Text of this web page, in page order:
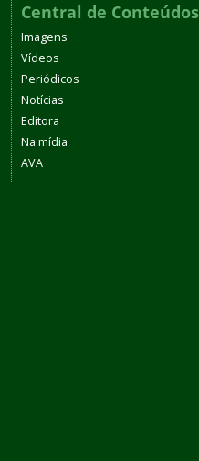
Central de Conteúdos
Imagens
Vídeos
Periódicos
Notícias
Editora
Na mídia
AVA